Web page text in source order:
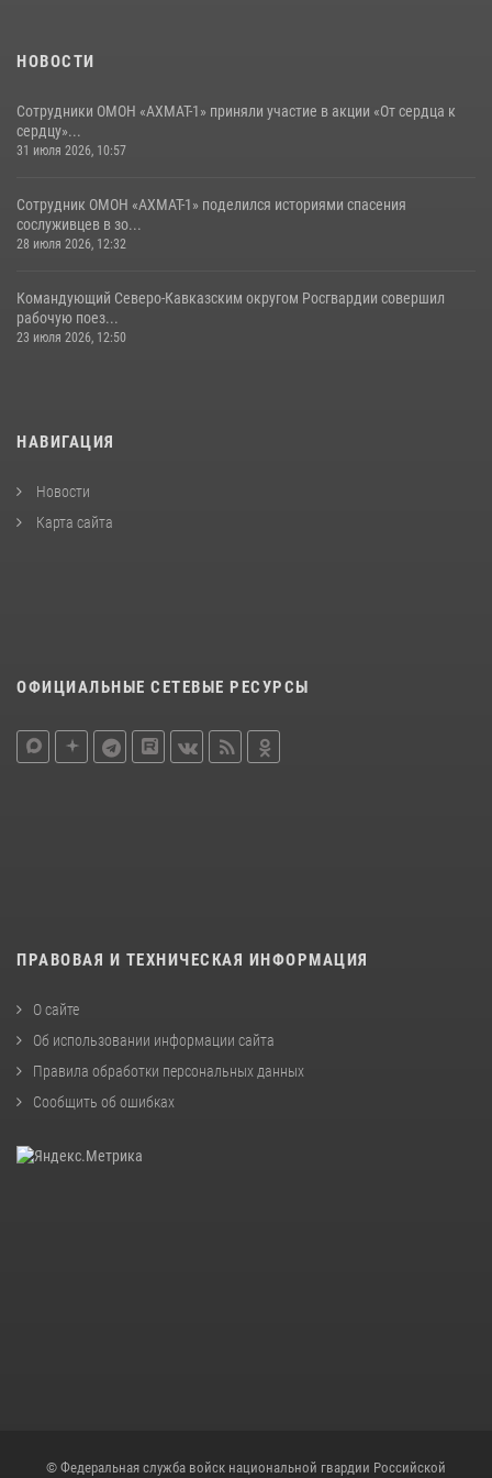
НОВОСТИ
Сотрудники ОМОН «АХМАТ-1» приняли участие в акции «От сердца к
сердцу»...
31 июля 2026, 10:57
Сотрудник ОМОН «АХМАТ-1» поделился историями спасения
сослуживцев в зо...
28 июля 2026, 12:32
Командующий Северо-Кавказским округом Росгвардии совершил
рабочую поез...
23 июля 2026, 12:50
НАВИГАЦИЯ
Новости
Карта сайта
ОФИЦИАЛЬНЫЕ СЕТЕВЫЕ РЕСУРСЫ
ПРАВОВАЯ И ТЕХНИЧЕСКАЯ ИНФОРМАЦИЯ
О сайте
Об использовании информации сайта
Правила обработки персональных данных
Сообщить об ошибках
© Федеральная служба войск национальной гвардии Российской